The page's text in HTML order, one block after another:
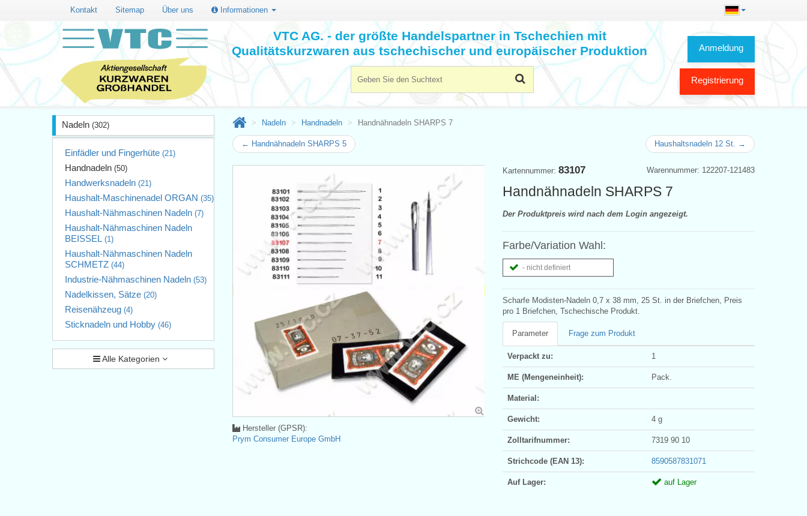
Kontakt Sitemap Über uns Informationen
Anmeldung
Registrierung
VTC AG. - der größte Handelspartner in Tschechien mit
Qualitätskurzwaren aus tschechischer und europäischer Produktion
Nadeln (302)
Einfädler und Fingerhüte (21)
Handnadeln (50)
Handwerksnadeln (21)
Haushalt-Maschinenadel ORGAN (35)
Haushalt-Nähmaschinen Nadeln (7)
Haushalt-Nähmaschinen Nadeln
BEISSEL (1)
Haushalt-Nähmaschinen Nadeln
SCHMETZ (44)
Industrie-Nähmaschinen Nadeln (53)
Nadelkissen, Sätze (20)
Reisenähzeug (4)
Sticknadeln und Hobby (46)
Alle Kategorien
Nadeln Handnadeln Handnähnadeln SHARPS 7
← Handnähnadeln SHARPS 5 Haushaltsnadeln 12 St. →
Warennummer: 122207-121483
Kartennummer: 83107
Handnähnadeln SHARPS 7
Der Produktpreis wird nach dem Login angezeigt.
Farbe/Variation Wahl:
- nicht definiert
Scharfe Modisten-Nadeln 0,7 x 38 mm, 25 St. in der Briefchen, Preis
pro 1 Briefchen, Tschechische Produkt.
Parameter Frage zum Produkt
Verpackt zu: 1
ME (Mengeneinheit): Pack.
Material:
Gewicht: 4 g
Zolltarifnummer: 7319 90 10
Strichcode (EAN 13): 8590587831071
Auf Lager: auf Lager
Hersteller (GPSR):
Prym Consumer Europe GmbH